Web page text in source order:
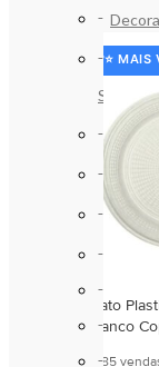
Salgados
Papel
Pratos
3º⭐
Prato
Branco
🔥85